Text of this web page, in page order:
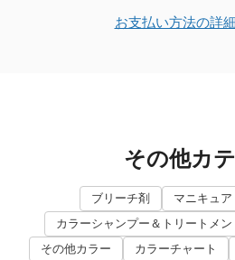
お支払い方法の詳
その他カ
ブリーチ剤 マニキュア
カラーシャンプー＆トリートメン
その他カラー
カラーチャート